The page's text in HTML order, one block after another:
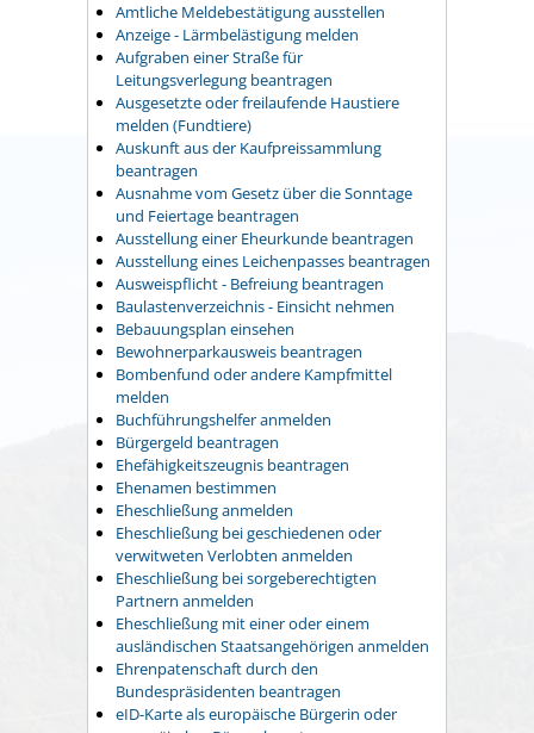
Amtliche Meldebestätigung ausstellen
Anzeige - Lärmbelästigung melden
Aufgraben einer Straße für
Leitungsverlegung beantragen
Ausgesetzte oder freilaufende Haustiere
melden (Fundtiere)
Auskunft aus der Kaufpreissammlung
beantragen
Ausnahme vom Gesetz über die Sonntage
und Feiertage beantragen
Ausstellung einer Eheurkunde beantragen
Ausstellung eines Leichenpasses beantragen
Ausweispflicht - Befreiung beantragen
Baulastenverzeichnis - Einsicht nehmen
Bebauungsplan einsehen
Bewohnerparkausweis beantragen
Bombenfund oder andere Kampfmittel
melden
Buchführungshelfer anmelden
Bürgergeld beantragen
Ehefähigkeitszeugnis beantragen
Ehenamen bestimmen
Eheschließung anmelden
Eheschließung bei geschiedenen oder
verwitweten Verlobten anmelden
Eheschließung bei sorgeberechtigten
Partnern anmelden
Eheschließung mit einer oder einem
ausländischen Staatsangehörigen anmelden
Ehrenpatenschaft durch den
Bundespräsidenten beantragen
eID-Karte als europäische Bürgerin oder